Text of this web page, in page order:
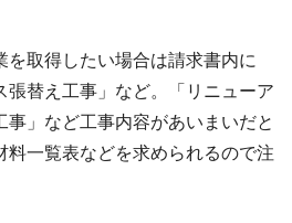
を取得したい場合は請求書内に
張替え工事」など。「リニューア
事」など工事内容があいまいだと
料一覧表などを求められるので注